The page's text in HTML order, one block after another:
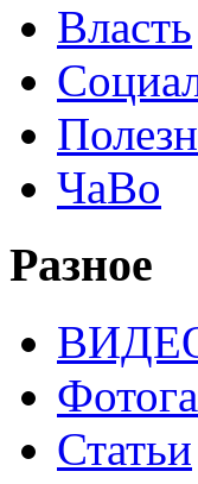
Власть
ЧаВо
Разное
Статьи